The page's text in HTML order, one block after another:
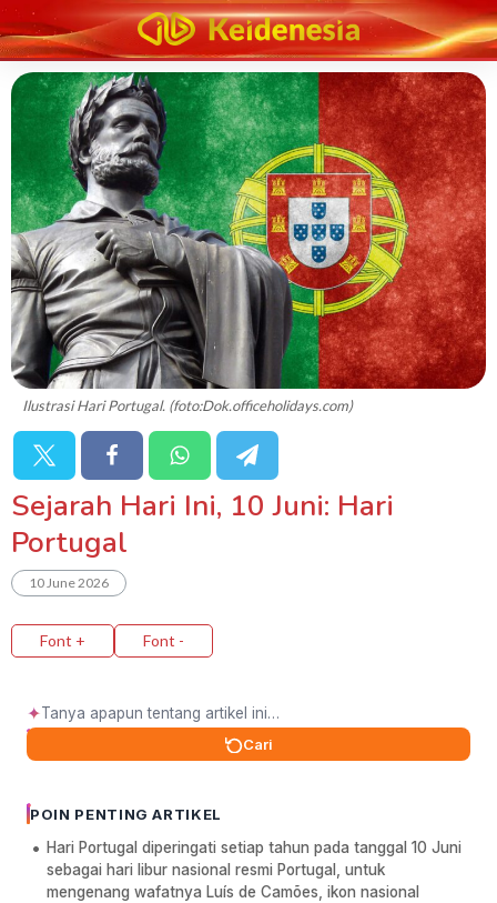
Ilustrasi Hari Portugal. (foto:Dok.officeholidays.com)
Sejarah Hari Ini, 10 Juni: Hari
Portugal
10 June 2026
Font + Font -
✦
Cari
POIN PENTING ARTIKEL
Hari Portugal diperingati setiap tahun pada tanggal 10 Juni
sebagai hari libur nasional resmi Portugal, untuk
mengenang wafatnya Luís de Camões, ikon nasional